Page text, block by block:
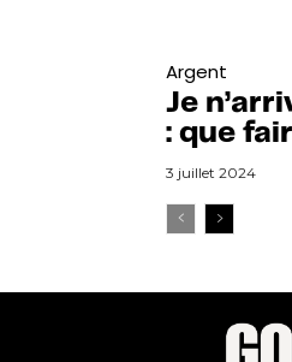
Argent
Je
: que
3 juillet 2024